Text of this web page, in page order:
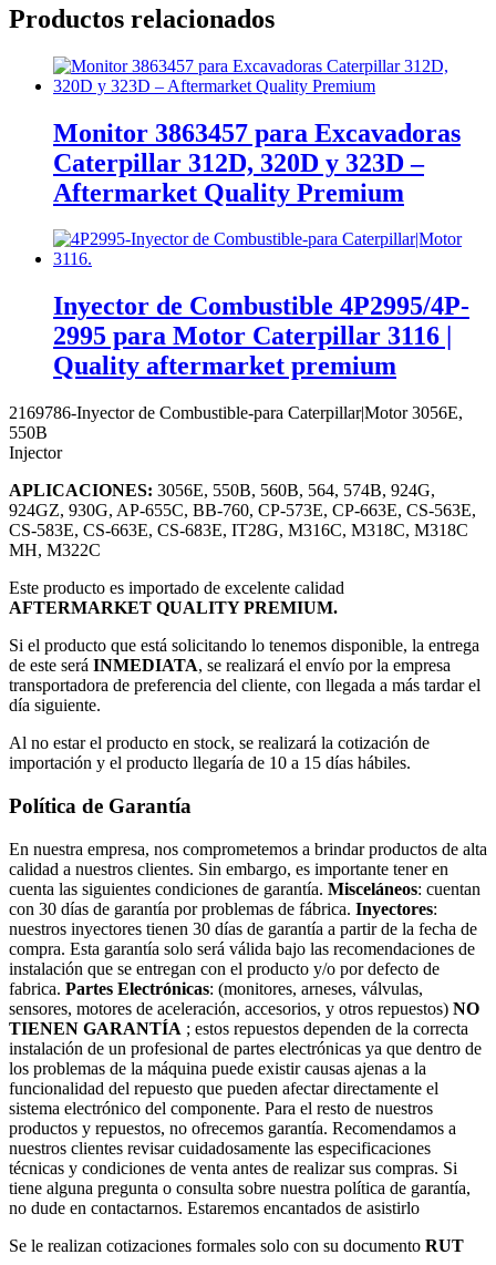
Productos relacionados
Monitor 3863457 para Excavadoras
Caterpillar 312D, 320D y 323D –
Aftermarket Quality Premium
Inyector de Combustible 4P2995/4P-
2995 para Motor Caterpillar 3116 |
Quality aftermarket premium
2169786-Inyector de Combustible-para Caterpillar|Motor 3056E,
550B
Injector
APLICACIONES: 3056E, 550B, 560B, 564, 574B, 924G,
924GZ, 930G, AP-655C, BB-760, CP-573E, CP-663E, CS-563E,
CS-583E, CS-663E, CS-683E, IT28G, M316C, M318C, M318C
MH, M322C
Este producto es importado de excelente calidad
AFTERMARKET QUALITY PREMIUM.
Si el producto que está solicitando lo tenemos disponible, la entrega
de este será INMEDIATA, se realizará el envío por la empresa
transportadora de preferencia del cliente, con llegada a más tardar el
día siguiente.
Al no estar el producto en stock, se realizará la cotización de
importación y el producto llegaría de 10 a 15 días hábiles.
Política de Garantía
En nuestra empresa, nos comprometemos a brindar productos de alta
calidad a nuestros clientes. Sin embargo, es importante tener en
cuenta las siguientes condiciones de garantía. Misceláneos: cuentan
con 30 días de garantía por problemas de fábrica. Inyectores:
nuestros inyectores tienen 30 días de garantía a partir de la fecha de
compra. Esta garantía solo será válida bajo las recomendaciones de
instalación que se entregan con el producto y/o por defecto de
fabrica. Partes Electrónicas: (monitores, arneses, válvulas,
sensores, motores de aceleración, accesorios, y otros repuestos) NO
TIENEN GARANTÍA ; estos repuestos dependen de la correcta
instalación de un profesional de partes electrónicas ya que dentro de
los problemas de la máquina puede existir causas ajenas a la
funcionalidad del repuesto que pueden afectar directamente el
sistema electrónico del componente. Para el resto de nuestros
productos y repuestos, no ofrecemos garantía. Recomendamos a
nuestros clientes revisar cuidadosamente las especificaciones
técnicas y condiciones de venta antes de realizar sus compras. Si
tiene alguna pregunta o consulta sobre nuestra política de garantía,
no dude en contactarnos. Estaremos encantados de asistirlo
Se le realizan cotizaciones formales solo con su documento RUT